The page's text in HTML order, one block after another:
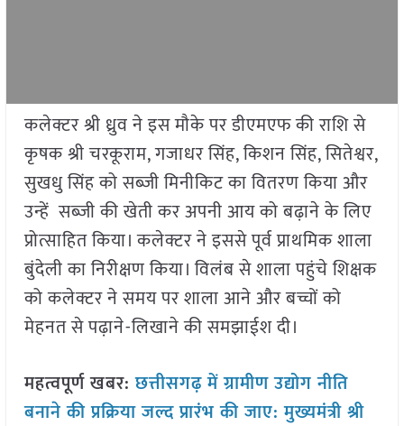
कलेक्टर श्री ध्रुव ने इस मौके पर डीएमएफ की राशि से
कृषक श्री चरकूराम, गजाधर सिंह, किशन सिंह, सितेश्वर,
सुखधु सिंह को सब्जी मिनीकिट का वितरण किया और
उन्हें सब्जी की खेती कर अपनी आय को बढ़ाने के लिए
प्रोत्साहित किया। कलेक्टर ने इससे पूर्व प्राथमिक शाला
बुंदेली का निरीक्षण किया। विलंब से शाला पहुंचे शिक्षक
को कलेक्टर ने समय पर शाला आने और बच्चों को
मेहनत से पढ़ाने-लिखाने की समझाईश दी।
महत्वपूर्ण खबर:छत्तीसगढ़ में ग्रामीण उद्योग नीति
बनाने की प्रक्रिया जल्द प्रारंभ की जाए: मुख्यमंत्री श्री